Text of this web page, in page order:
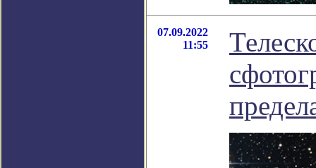
07.09.2022
11:55